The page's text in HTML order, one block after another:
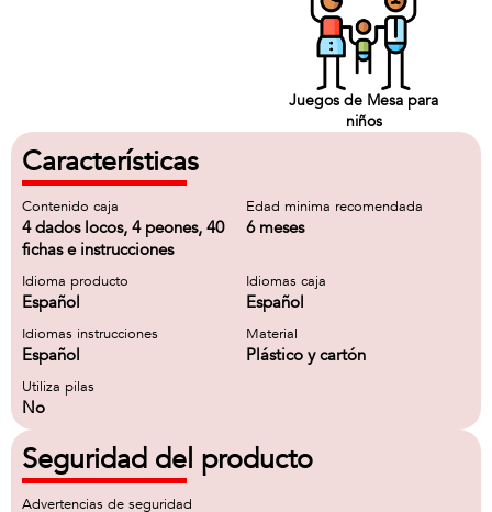
Juegos de Mesa para
niños
Características
Contenido caja
4 dados locos, 4 peones, 40
fichas e instrucciones
Edad minima recomendada
6 meses
Idioma producto
Español
Idiomas caja
Español
Idiomas instrucciones
Español
Material
Plástico y cartón
Utiliza pilas
No
Seguridad del producto
Advertencias de seguridad